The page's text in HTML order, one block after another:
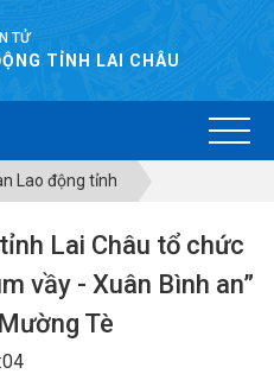
TỬ
TỈNH LAI CHÂU
Lao động tỉnh
Lai Châu tổ chức
vầy - Xuân Bình an”
Tè